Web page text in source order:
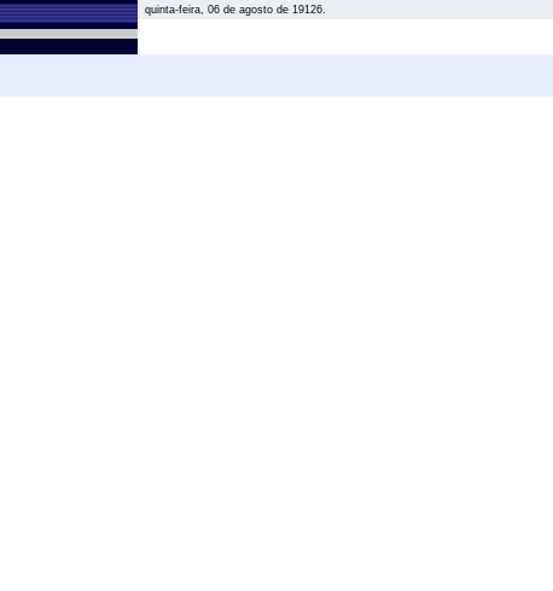
quinta-feira, 06 de agosto de 19126.